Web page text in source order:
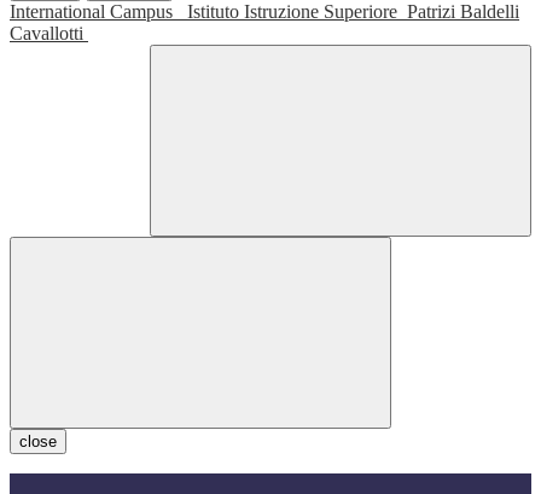
International Campus Istituto Istruzione Superiore Patrizi Baldelli
Cavallotti
close